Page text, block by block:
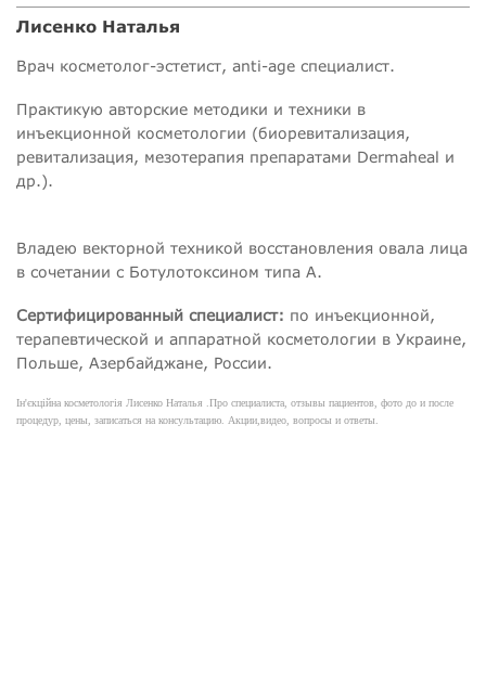
Лисенко Наталья
Врач косметолог-эстетист, anti-age специалист.
Практикую авторские методики и техники в
инъекционной косметологии (биоревитализация,
ревитализация, мезотерапия препаратами Dermaheal и
др.).
Владею векторной техникой восстановления овала лица
в сочетании с Ботулотоксином типа А.
Сертифицированный специалист: по инъекционной,
терапевтической и аппаратной косметологии в Украине,
Польше, Азербайджане, России.
Ін'єкційна косметологія Лисенко Наталья .Про специалиста, отзывы пациентов, фото до и после
процедур, цены, записаться на консультацию. Акции,видео, вопросы и ответы.